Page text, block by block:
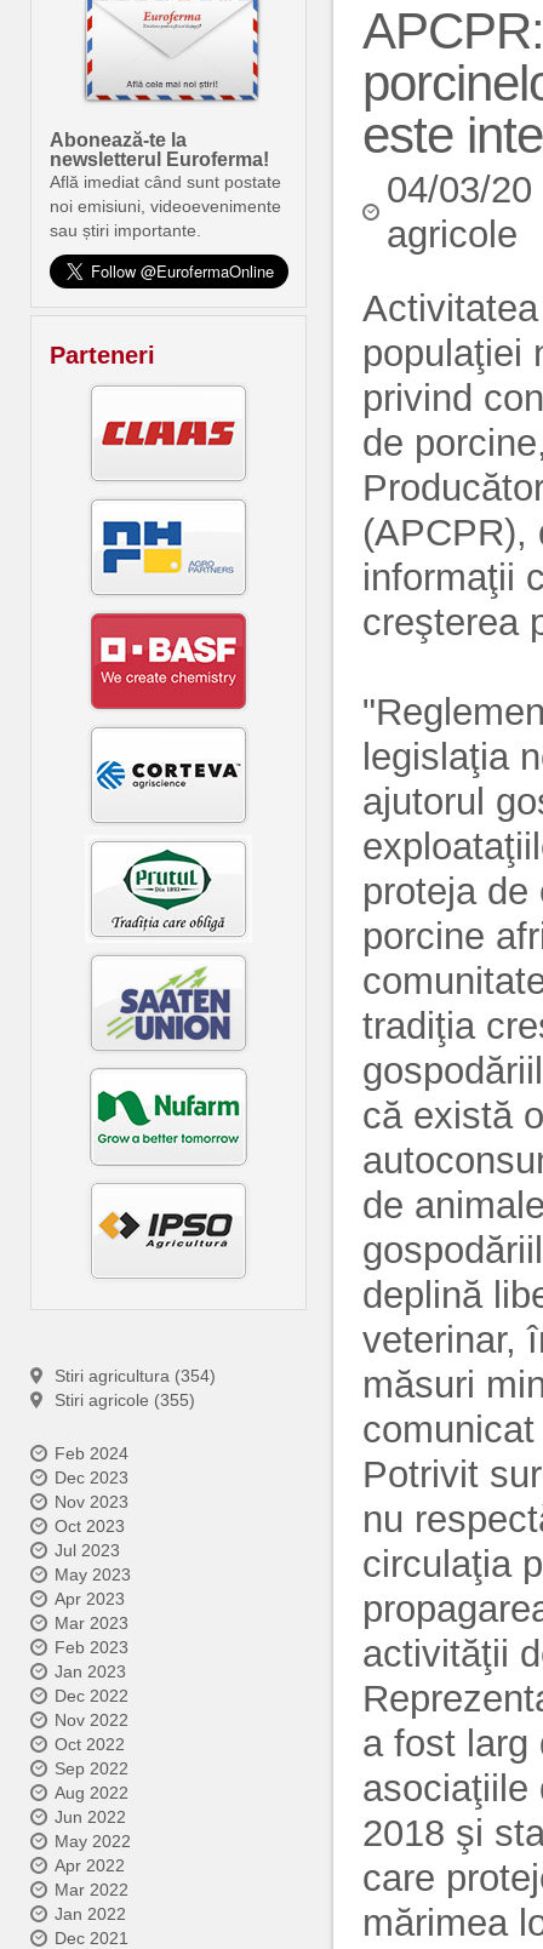
Abonează-te la
newsletterul Euroferma!
Află imediat când sunt postate
noi emisiuni, videoevenimente
sau știri importante.
Parteneri
Stiri agricultura (354)
Stiri agricole (355)
Feb 2024
Dec 2023
Nov 2023
Oct 2023
Jul 2023
May 2023
Apr 2023
Mar 2023
Feb 2023
Jan 2023
Dec 2022
Nov 2022
Oct 2022
Sep 2022
Aug 2022
Jun 2022
May 2022
Apr 2022
Mar 2022
Jan 2022
Dec 2021
este
04/03/
agricole
populaţiei
privind
de
(APCPR),
informaţii
creşterea
legislaţia
ajutorul
proteja
porcine
tradiţia
că există
de
deplină
veterinar,
măsuri
Potrivit
nu
circulaţia
activităţii
a fost larg
asociaţiile
2018 şi
care
mărimea